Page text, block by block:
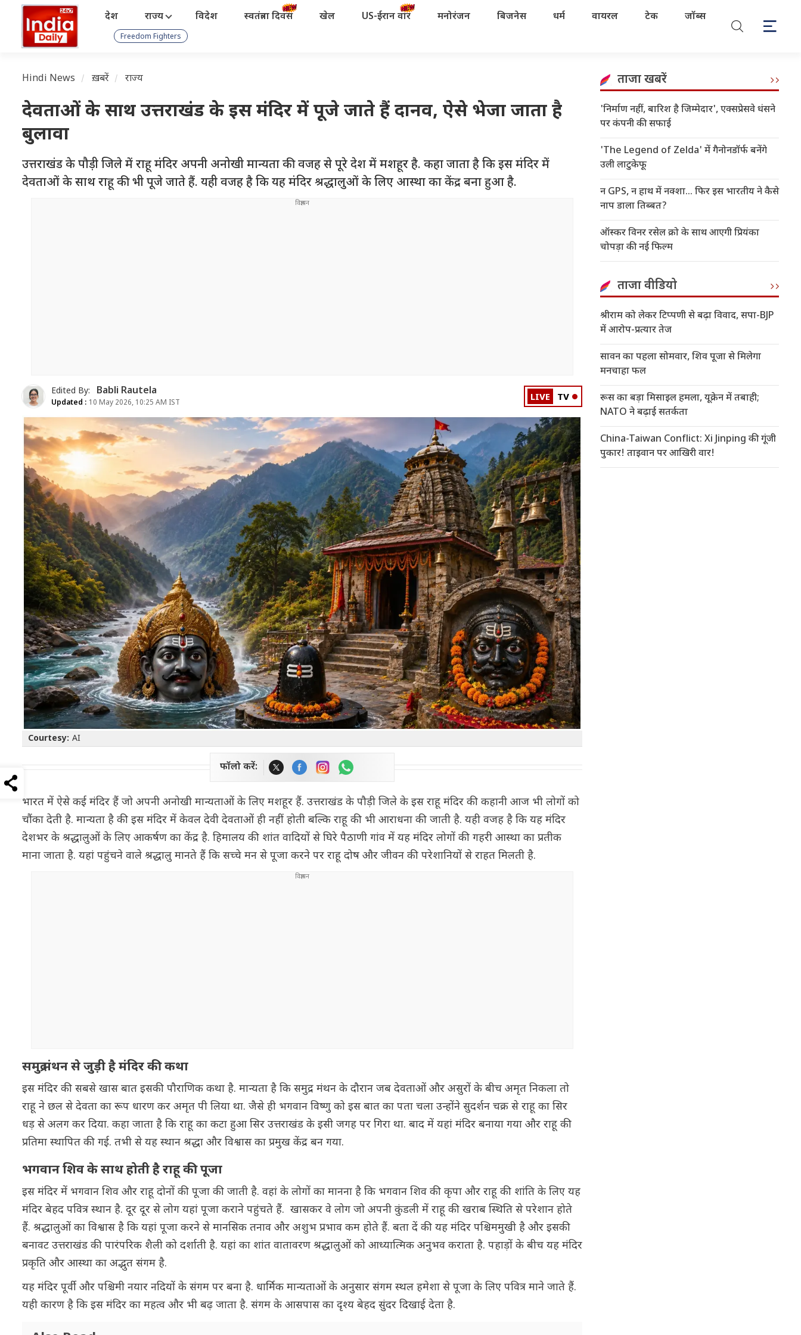
देश राज्य विदेश स्वतंत्रता दिवस खेल US-ईरान वॉर मनोरंजन बिजनेस धर्म वायरल टेक जॉब्स
Freedom Fighters
Hindi News ख़बरें राज्य
देवताओं के साथ उत्तराखंड के इस मंदिर में पूजे जाते हैं दानव, ऐसे भेजा जाता है
बुलावा
उत्तराखंड के पौड़ी जिले में राहू मंदिर अपनी अनोखी मान्यता की वजह से पूरे देश में मशहूर है. कहा जाता है कि इस मंदिर में
देवताओं के साथ राहू की भी पूजे जाते हैं. यही वजह है कि यह मंदिर श्रद्धालुओं के लिए आस्था का केंद्र बना हुआ है.
Edited By: Babli Rautela
Updated : 10 May 2026, 10:25 AM IST LIVE TV
Courtesy: AI
फॉलो करें:
भारत में ऐसे कई मंदिर हैं जो अपनी अनोखी मान्यताओं के लिए मशहूर हैं. उत्तराखंड के पौड़ी जिले के इस राहू मंदिर की कहानी आज भी लोगों को
चौंका देती है. मान्यता है की इस मंदिर में केवल देवी देवताओं ही नहीं होती बल्कि राहू की भी आराधना की जाती है. यही वजह है कि यह मंदिर
देशभर के श्रद्धालुओं के लिए आकर्षण का केंद्र है. हिमालय की शांत वादियों से घिरे पैठाणी गांव में यह मंदिर लोगों की गहरी आस्था का प्रतीक
माना जाता है. यहां पहुंचने वाले श्रद्धालु मानते हैं कि सच्चे मन से पूजा करने पर राहू दोष और जीवन की परेशानियों से राहत मिलती है.
समुद्र मंथन से जुड़ी है मंदिर की कथा
इस मंदिर की सबसे खास बात इसकी पौराणिक कथा है. मान्यता है कि समुद्र मंथन के दौरान जब देवताओं और असुरों के बीच अमृत निकला तो
राहू ने छल से देवता का रूप धारण कर अमृत पी लिया था. जैसे ही भगवान विष्णु को इस बात का पता चला उन्होंने सुदर्शन चक्र से राहू का सिर
धड़ से अलग कर दिया. कहा जाता है कि राहू का कटा हुआ सिर उत्तराखंड के इसी जगह पर गिरा था. बाद में यहां मंदिर बनाया गया और राहू की
प्रतिमा स्थापित की गई. तभी से यह स्थान श्रद्धा और विश्वास का प्रमुख केंद्र बन गया.
भगवान शिव के साथ होती है राहू की पूजा
इस मंदिर में भगवान शिव और राहू दोनों की पूजा की जाती है. वहां के लोगों का मानना है कि भगवान शिव की कृपा और राहू की शांति के लिए यह
मंदिर बेहद पवित्र स्थान है. दूर दूर से लोग यहां पूजा कराने पहुंचते हैं. खासकर वे लोग जो अपनी कुंडली में राहू की खराब स्थिति से परेशान होते
हैं. श्रद्धालुओं का विश्वास है कि यहां पूजा करने से मानसिक तनाव और अशुभ प्रभाव कम होते हैं. बता दें की यह मंदिर पश्चिममुखी है और इसकी
बनावट उत्तराखंड की पारंपरिक शैली को दर्शाती है. यहां का शांत वातावरण श्रद्धालुओं को आध्यात्मिक अनुभव कराता है. पहाड़ों के बीच यह मंदिर
प्रकृति और आस्था का अद्भुत संगम है.
यह मंदिर पूर्वी और पश्चिमी नयार नदियों के संगम पर बना है. धार्मिक मान्यताओं के अनुसार संगम स्थल हमेशा से पूजा के लिए पवित्र माने जाते हैं.
यही कारण है कि इस मंदिर का महत्व और भी बढ़ जाता है. संगम के आसपास का दृश्य बेहद सुंदर दिखाई देता है.
ताजा खबरें
'निर्माण नहीं, बारिश है जिम्मेदार', एक्सप्रेसवे धंसने
पर कंपनी की सफाई
'The Legend of Zelda' में गैनोनडॉर्फ बनेंगे
उली लाटुकेफू
न GPS, न हाथ में नक्शा... फिर इस भारतीय ने कैसे
नाप डाला तिब्बत?
ऑस्कर विनर रसेल क्रो के साथ आएगी प्रियंका
चोपड़ा की नई फिल्म
ताजा वीडियो
श्रीराम को लेकर टिप्पणी से बढ़ा विवाद, सपा-BJP
में आरोप-प्रत्यार तेज
सावन का पहला सोमवार, शिव पूजा से मिलेगा
मनचाहा फल
रूस का बड़ा मिसाइल हमला, यूक्रेन में तबाही;
NATO ने बढ़ाई सतर्कता
China-Taiwan Conflict: Xi Jinping की गूंजी
पुकार! ताइवान पर आखिरी वार!